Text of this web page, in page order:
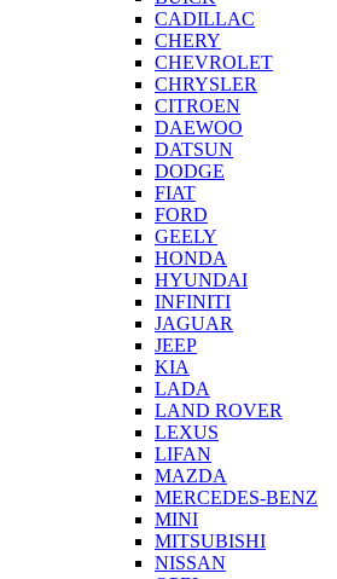
CADILLAC
CHERY
CHEVROLET
CHRYSLER
CITROEN
DAEWOO
DATSUN
DODGE
FIAT
FORD
GEELY
HONDA
HYUNDAI
INFINITI
JAGUAR
JEEP
KIA
LADA
LAND ROVER
LEXUS
LIFAN
MAZDA
MERCEDES-BENZ
MINI
MITSUBISHI
NISSAN